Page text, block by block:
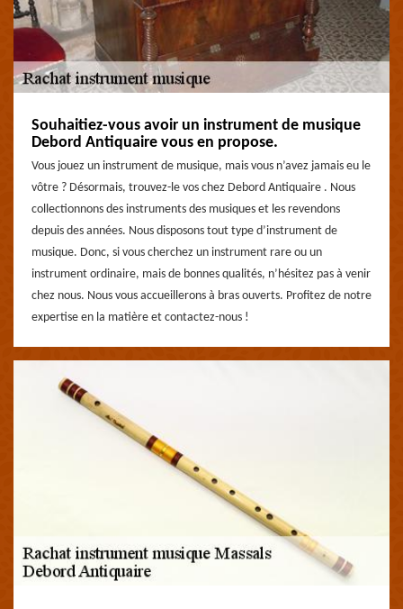
Souhaitiez-vous avoir un instrument de musique
Debord Antiquaire vous en propose.
Vous jouez un instrument de musique, mais vous n’avez jamais eu le
vôtre ? Désormais, trouvez-le vos chez Debord Antiquaire . Nous
collectionnons des instruments des musiques et les revendons
depuis des années. Nous disposons tout type d’instrument de
musique. Donc, si vous cherchez un instrument rare ou un
instrument ordinaire, mais de bonnes qualités, n’hésitez pas à venir
chez nous. Nous vous accueillerons à bras ouverts. Profitez de notre
expertise en la matière et contactez-nous !